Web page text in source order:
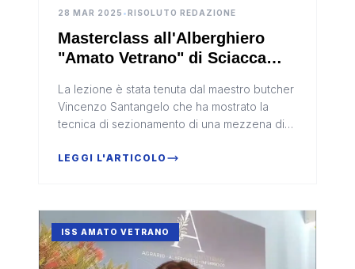
28 MAR 2025 •RISOLUTO REDAZIONE
Masterclass all'Alberghiero
"Amato Vetrano" di Sciacca
Cuochi
La lezione è stata tenuta dal maestro butcher
Vincenzo Santangelo che ha mostrato la
tecnica di sezionamento di una mezzena di
LEGGI L'ARTICOLO
ISS AMATO VETRANO